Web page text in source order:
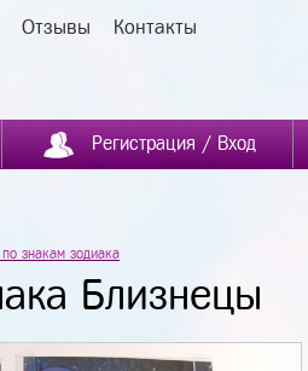
Отзывы Контакты
Регистрация / Вход
знакам зодиака
Близнецы